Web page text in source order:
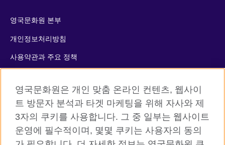
영국문화원 본부
개인정보처리방침
사용약관과 주요 정책
사이트맵
© 2026 British Council
The United Kingdom’s international organisation for cultural
영국문화원은 개인 맞춤 온라인 컨텐츠, 웹사이
트 방문자 분석과 타겟 마케팅을 위해 자사와 제
3자의 쿠키를 사용합니다. 그 중 일부는 웹사이트
운영에 필수적이며, 몇몇 쿠키는 사용자의 동의